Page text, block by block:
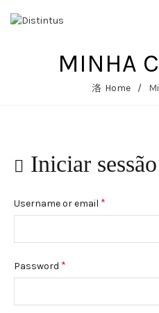
MINHA
Home
Iniciar sessão
Username or email *
Password *